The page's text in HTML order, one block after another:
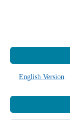
English Version